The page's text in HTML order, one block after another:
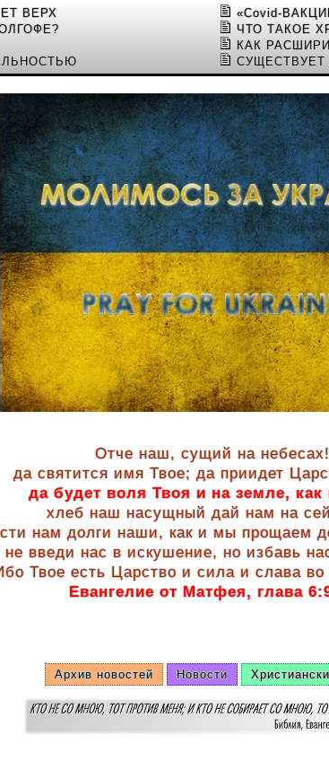
ВЕРХ
«Covid-
ЧТО ТАКОЕ
КАК
Отче наш, сущий на небесах!
да святится имя Твое; да приидет
да будет воля Твоя и на земле, как
хлеб наш насущный дай нам на
нам долги наши, как и мы прощаем
не введи нас в искушение, но избавь
Твое есть Царство и сила и слава
Евангелие от Матфея, глава
Архив новостей Новости